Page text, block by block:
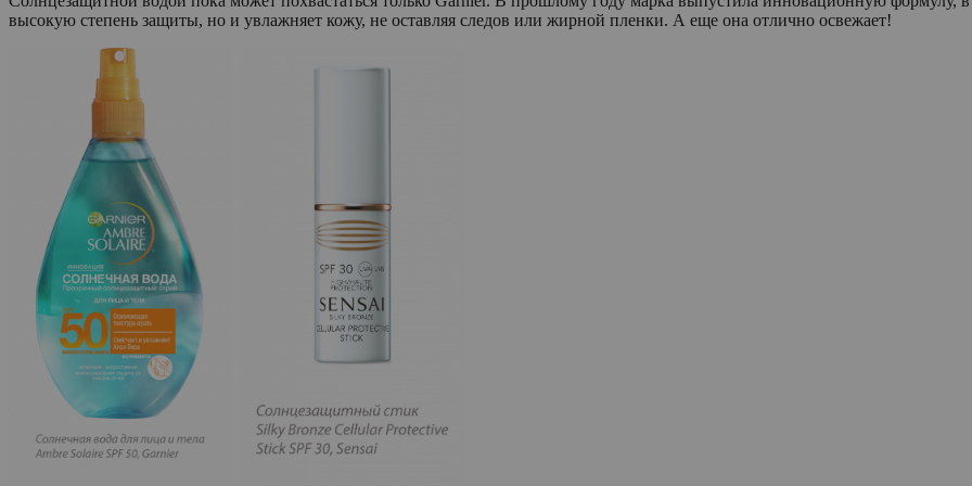
высокую степень защиты, но и увлажняет кожу, не оставляя следов или жирной пленки. А еще она отлично освежает!